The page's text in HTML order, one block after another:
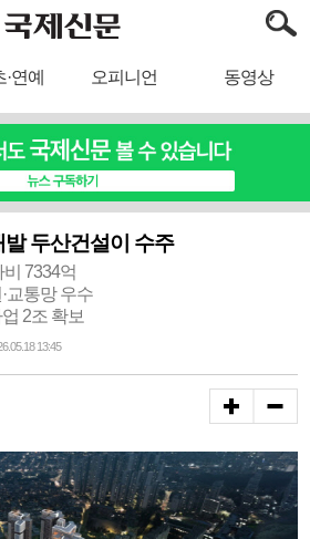
연예 오피니언 동영상
두산건설이 수주
7334억
교통망 우수
2조 확보
13:45